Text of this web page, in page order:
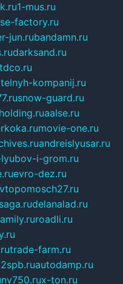
1-mus.ru
factory.ru
jun.rubandamn.ru
darksand.ru
kompanij.ru
snow-guard.ru
aalse.ru
movie-one.ru
andreislyusar.ru
i-grom.ru
evro-dez.ru
delanalad.ru
roadli.ru
trade-farm.ru
autodamp.ru
nv750.rux-ton.ru